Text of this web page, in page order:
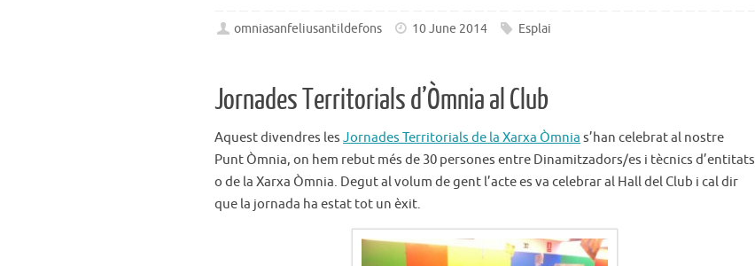
omniasanfeliusantildefons 10 June 2014 Esplai
Jornades Territorials d’Òmnia al Club
Aquest divendres les Jornades Territorials de la Xarxa Òmnia s’han celebrat al nostre
Punt Òmnia, on hem rebut més de 30 persones entre Dinamitzadors/es i tècnics d’entitats
o de la Xarxa Òmnia. Degut al volum de gent l’acte es va celebrar al Hall del Club i cal dir
que la jornada ha estat tot un èxit.